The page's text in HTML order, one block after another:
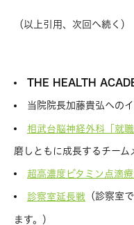
（以上引用、次回へ続く）
THE HEALTH
当院院長加藤貴弘への
相武台脳神経外科「就職
磨しともに成長するチーム
超高濃度ビタミン点滴療
診察室延長戦 （診察室
ます。）